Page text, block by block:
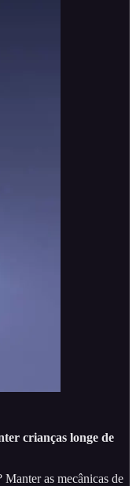
crianças longe de
as mecânicas de